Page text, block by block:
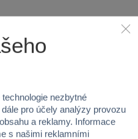
3
nezbytné
pro účely analýzy provozu
a reklamy. Informace
s našimi reklamními